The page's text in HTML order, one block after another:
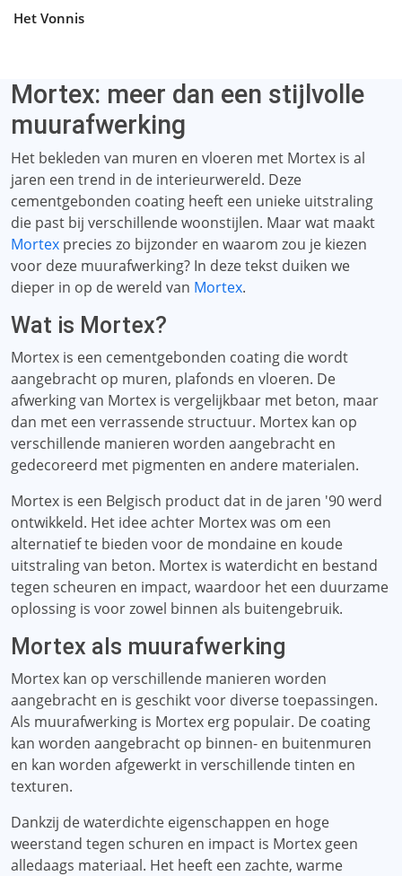
Het Vonnis
Mortex: meer dan een stijlvolle
muurafwerking
Het bekleden van muren en vloeren met Mortex is al
jaren een trend in de interieurwereld. Deze
cementgebonden coating heeft een unieke uitstraling
die past bij verschillende woonstijlen. Maar wat maakt
Mortex precies zo bijzonder en waarom zou je kiezen
voor deze muurafwerking? In deze tekst duiken we
dieper in op de wereld van Mortex.
Wat is Mortex?
Mortex is een cementgebonden coating die wordt
aangebracht op muren, plafonds en vloeren. De
afwerking van Mortex is vergelijkbaar met beton, maar
dan met een verrassende structuur. Mortex kan op
verschillende manieren worden aangebracht en
gedecoreerd met pigmenten en andere materialen.
Mortex is een Belgisch product dat in de jaren '90 werd
ontwikkeld. Het idee achter Mortex was om een ​​
alternatief te bieden voor de mondaine en koude
uitstraling van beton. Mortex is waterdicht en bestand
tegen scheuren en impact, waardoor het een duurzame
oplossing is voor zowel binnen als buitengebruik.
Mortex als muurafwerking
Mortex kan op verschillende manieren worden
aangebracht en is geschikt voor diverse toepassingen.
Als muurafwerking is Mortex erg populair. De coating
kan worden aangebracht op binnen- en buitenmuren
en kan worden afgewerkt in verschillende tinten en
texturen.
Dankzij de waterdichte eigenschappen en hoge
weerstand tegen schuren en impact is Mortex geen
alledaags materiaal. Het heeft een zachte, warme